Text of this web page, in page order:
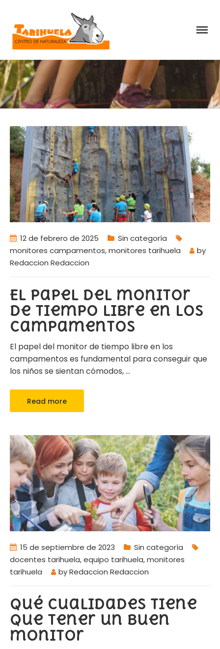
12 de febrero de 2025
Sin categoría
monitores campamentos,monitores tarihuela
by
Redaccion Redaccion
El papel del monitor
de tiempo libre en los
campamentos
El papel del monitor de tiempo libre en los
campamentos es fundamental para conseguir que
los niños se sientan cómodos,…
Read more
15 de septiembre de 2023
Sin categoría
docentes tarihuela,equipo tarihuela,monitores
tarihuela
byRedaccion Redaccion
Qué cualidades tiene
que tener un buen
monitor